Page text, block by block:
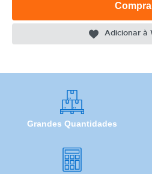
Adicionar à
Grandes Quantidades